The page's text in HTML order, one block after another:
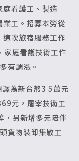
庭看護工、製造
工。招募本勞從
次旅宿服務工作
家庭看護技術工作
有調漲。
為新台幣3.5萬元
元，屠宰技術工
，另新增多元陪伴
貨物裝卸集散工